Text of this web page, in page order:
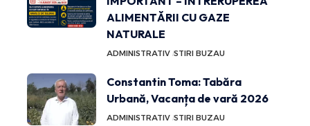
ALIMENTĂRII CU GAZE
NATURALE
ADMINISTRATIV STIRI BUZAU
Constantin Toma: Tabăra
Urbană, Vacanța de vară 2026
ADMINISTRATIV STIRI BUZAU